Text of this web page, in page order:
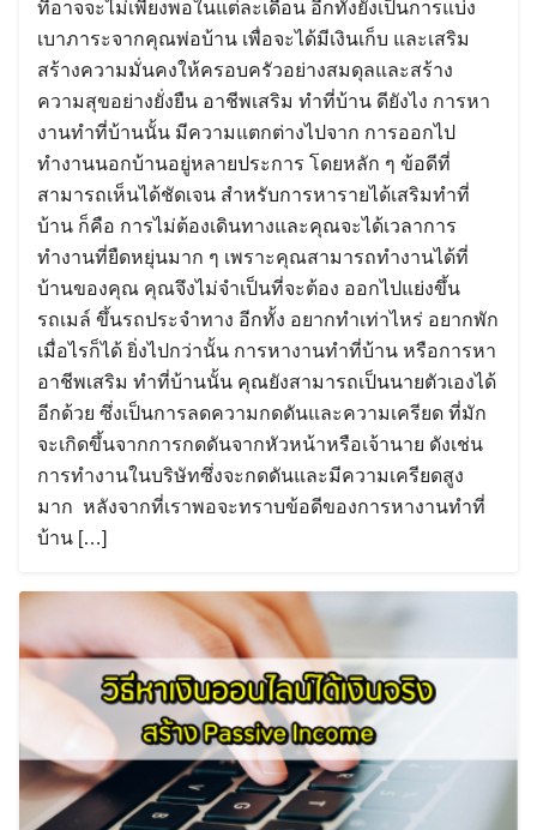
ที่อาจจะไม่เพียงพอในแต่ละเดือน อีกทั้งยังเป็นการแบ่ง
เบาภาระจากคุณพ่อบ้าน เพื่อจะได้มีเงินเก็บ และเสริม
สร้างความมั่นคงให้ครอบครัวอย่างสมดุลและสร้าง
ความสุขอย่างยั่งยืน อาชีพเสริม ทำที่บ้าน ดียังไง การหา
งานทำที่บ้านนั้น มีความแตกต่างไปจาก การออกไป
ทำงานนอกบ้านอยู่หลายประการ โดยหลัก ๆ ข้อดีที่
สามารถเห็นได้ชัดเจน สำหรับการหารายได้เสริมทำที่
บ้าน ก็คือ การไม่ต้องเดินทางและคุณจะได้เวลาการ
ทำงานที่ยืดหยุ่นมาก ๆ เพราะคุณสามารถทำงานได้ที่
บ้านของคุณ คุณจึงไม่จำเป็นที่จะต้อง ออกไปแย่งขึ้น
รถเมล์ ขึ้นรถประจำทาง อีกทั้ง อยากทำเท่าไหร่ อยากพัก
เมื่อไรก็ได้ ยิ่งไปกว่านั้น การหางานทำที่บ้าน หรือการหา
อาชีพเสริม ทำที่บ้านนั้น คุณยังสามารถเป็นนายตัวเองได้
อีกด้วย ซึ่งเป็นการลดความกดดันและความเครียด ที่มัก
จะเกิดขึ้นจากการกดดันจากหัวหน้าหรือเจ้านาย ดังเช่น
การทำงานในบริษัทซึ่งจะกดดันและมีความเครียดสูง
มาก หลังจากที่เราพอจะทราบข้อดีของการหางานทำที่
บ้าน […]